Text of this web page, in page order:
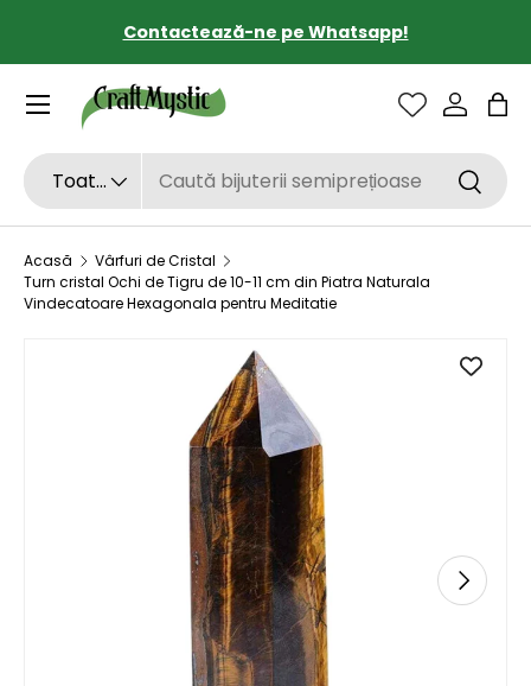
SARI LA CONȚINUT
Contactează-ne pe Whatsapp!
Căutare
Tipul de produs
Toate
Sac
Acasă
Vârfuri de Cristal
Turn cristal Ochi de Tigru de 10-11 cm din Piatra Naturala
Vindecatoare Hexagonala pentru Meditatie
SARI LA INFORMAȚIILE DESPRE PRODUS